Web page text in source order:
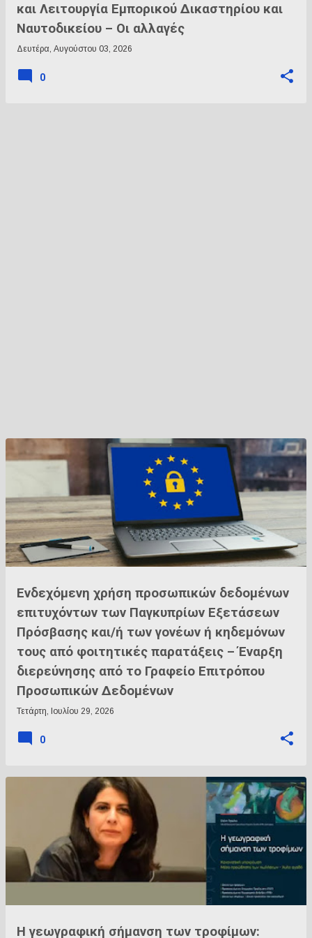
διαδικασίας, εξακολουθεί να εκκρεμεί ενώπιον της
Βουλής των Αντιπροσώπων. Δημιουργήθηκε διακριτός
κλάδος διοικητικής δικαιοσύνης. ...
και Λειτουργία Εμπορικού Δικαστηρίου και
Ναυτοδικείου – Οι αλλαγές
Δευτέρα, Αυγούστου 03, 2026
0
Ενδεχόμενη χρήση προσωπικών δεδομένων
επιτυχόντων των Παγκυπρίων Εξετάσεων
Πρόσβασης και/ή των γονέων ή κηδεμόνων
τους από φοιτητικές παρατάξεις – Έναρξη
διερεύνησης από το Γραφείο Επιτρόπου
Προσωπικών Δεδομένων
Τετάρτη, Ιουλίου 29, 2026
0
Η γεωγραφική σήμανση των τροφίμων: